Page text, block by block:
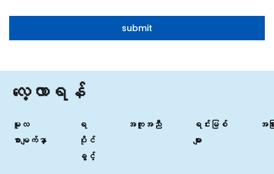
လေ့လာရန်
မူလ
စာမျက်နှာ
ရ
ပိုင်
ခွင့်
အကူအညီ
ရင်းမြစ်
များ
အခြ